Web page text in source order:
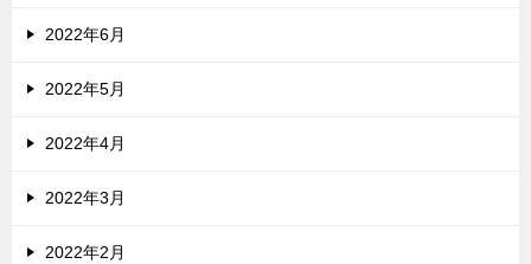
2022年6月
2022年5月
2022年4月
2022年3月
2022年2月